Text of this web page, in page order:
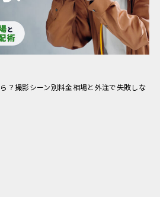
？撮影シーン別料金相場と外注で失敗しな